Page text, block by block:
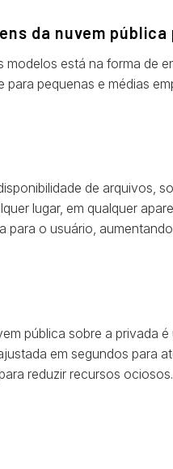
da nuvem pública
modelos está na forma de
para pequenas e médias
de arquivos,
lugar, em qualquer
para o usuário,
pública sobre a privada
em segundos para
reduzir recursos ociosos.